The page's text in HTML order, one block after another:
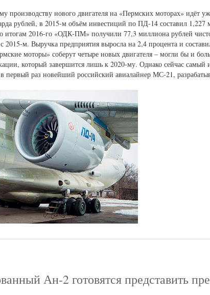
производству нового двигателя на «Пермских моторах» идёт
рублей, в 2015-м объём инвестиций по ПД-14 составил 1,227
итогам 2016-го «ОДК-ПМ» получили 77,3 миллиона рублей
2015-м. Выручка предприятия выросла на 2,4 процента и
моторы» соберут четыре новых двигателя – могли бы и
который завершится лишь к 2020-му. Однако сейчас
первый раз новейший российский авиалайнер МС-21,
Ан-2 готовятся представить